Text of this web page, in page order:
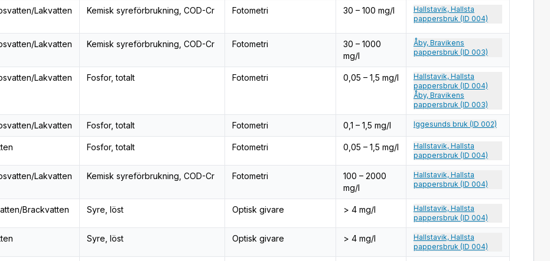
Lakvatten Kemisk syreförbrukning, COD-Cr Fotometri 30 – 100 mg/l
Hallstavik, Hallsta
pappersbruk (ID 004)
Lakvatten Kemisk syreförbrukning, COD-Cr Fotometri
30 – 1000
mg/l
Åby, Bravikens
pappersbruk (ID 003)
Lakvatten Fosfor, totalt Fotometri 0,05 – 1,5 mg/l
Hallstavik, Hallsta
pappersbruk (ID 004)
Åby, Bravikens
pappersbruk (ID 003)
Lakvatten Fosfor, totalt Fotometri 0,1 – 1,5 mg/l Iggesunds bruk (ID 002)
Fosfor, totalt Fotometri 0,05 – 1,5 mg/l
Hallstavik, Hallsta
pappersbruk (ID 004)
Lakvatten Kemisk syreförbrukning, COD-Cr Fotometri
100 – 2000
mg/l
Hallstavik, Hallsta
pappersbruk (ID 004)
Brackvatten Syre, löst Optisk givare > 4 mg/l
Hallstavik, Hallsta
pappersbruk (ID 004)
Syre, löst Optisk givare > 4 mg/l
Hallstavik, Hallsta
pappersbruk (ID 004)